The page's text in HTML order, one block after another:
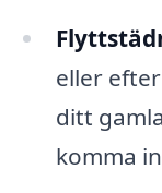
eller
ditt
komma